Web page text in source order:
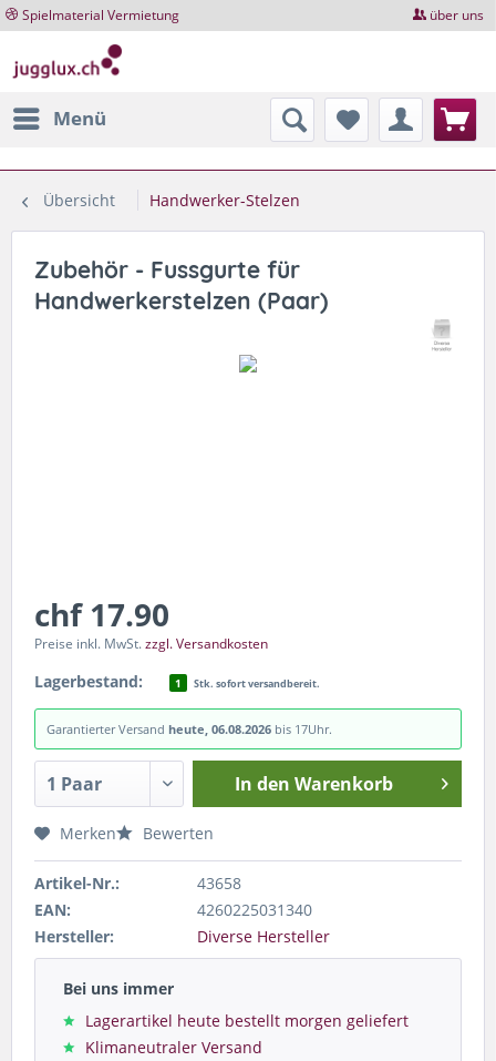
Spielmaterial Vermietung über uns
Menü
Übersicht Handwerker-Stelzen
Zubehör - Fussgurte für
Handwerkerstelzen (Paar)
chf 17.90
Preise inkl. MwSt.zzgl. Versandkosten
Lagerbestand: 1 Stk. sofort versandbereit.
Garantierter Versand heute, 06.08.2026 bis 17Uhr.
In den Warenkorb
Merken Bewerten
Artikel-Nr.:
43658
EAN:
4260225031340
Hersteller:
Diverse Hersteller
Bei uns immer
Lagerartikel heute bestellt morgen geliefert
Klimaneutraler Versand